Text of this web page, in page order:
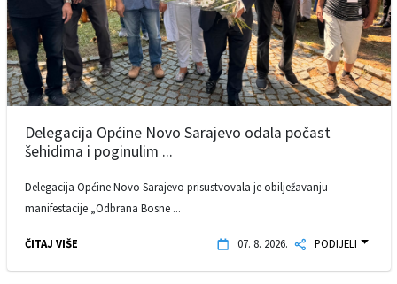
Delegacija Općine Novo Sarajevo odala počast
šehidima i poginulim ...
Delegacija Općine Novo Sarajevo prisustvovala je obilježavanju
manifestacije „Odbrana Bosne ...
ČITAJ VIŠE 07. 8. 2026. PODIJELI